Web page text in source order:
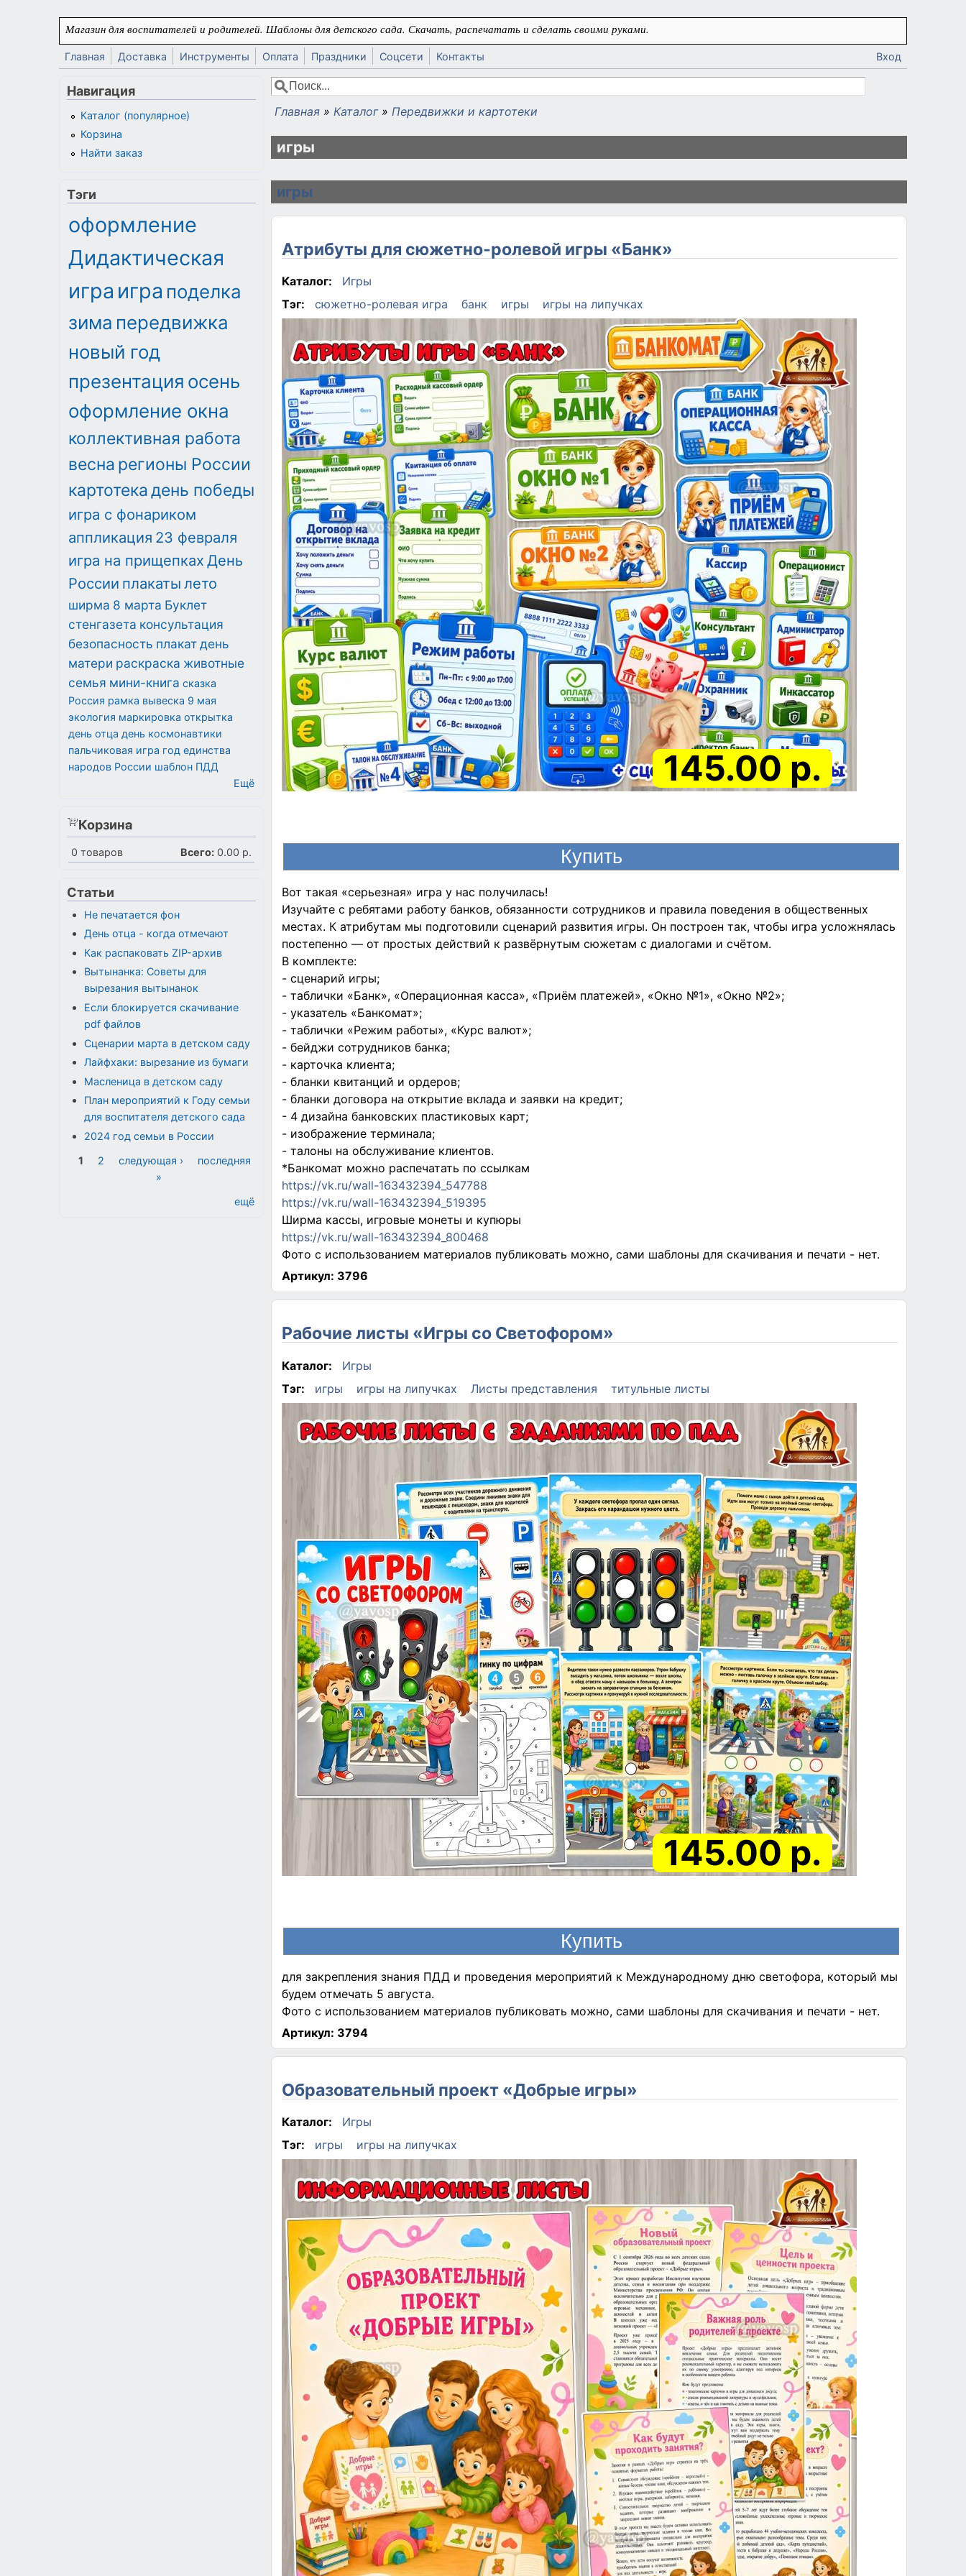
Перейти к основному содержанию
Магазин для воспитателей и родителей. Шаблоны для детского сада. Скачать, распечатать и сделать своими руками.
Главная Доставка Инструменты Оплата Праздники Соцсети Контакты Вход
Форма поиска
Поиск
Вы здесь
Главная » Каталог » Передвижки и картотеки
игры
игры
Атрибуты для сюжетно-ролевой игры «Банк»
Каталог:
Игры
Тэг:
сюжетно-ролевая игра банк игры игры на липучках
145.00 р.
Вот такая «серьезная» игра у нас получилась!
Изучайте с ребятами работу банков, обязанности сотрудников и правила поведения в общественных
местах. К атрибутам мы подготовили сценарий развития игры. Он построен так, чтобы игра усложнялась
постепенно — от простых действий к развёрнутым сюжетам с диалогами и счётом.
В комплекте:
- сценарий игры;
- таблички «Банк», «Операционная касса», «Приём платежей», «Окно №1», «Окно №2»;
- указатель «Банкомат»;
- таблички «Режим работы», «Курс валют»;
- бейджи сотрудников банка;
- карточка клиента;
- бланки квитанций и ордеров;
- бланки договора на открытие вклада и заявки на кредит;
- 4 дизайна банковских пластиковых карт;
- изображение терминала;
- талоны на обслуживание клиентов.
*Банкомат можно распечатать по ссылкам
https://vk.ru/wall-163432394_547788
https://vk.ru/wall-163432394_519395
Ширма кассы, игровые монеты и купюры
https://vk.ru/wall-163432394_800468
Фото с использованием материалов публиковать можно, сами шаблоны для скачивания и печати - нет.
Артикул: 3796
Рабочие листы «Игры со Светофором»
Каталог:
Игры
Тэг:
игры игры на липучках Листы представления титульные листы
145.00 р.
для закрепления знания ПДД и проведения мероприятий к Международному дню светофора, который мы
будем отмечать 5 августа.
Фото с использованием материалов публиковать можно, сами шаблоны для скачивания и печати - нет.
Артикул: 3794
Образовательный проект «Добрые игры»
Каталог:
Игры
Тэг:
игры игры на липучках
Навигация
Каталог (популярное)
Корзина
Найти заказ
Тэги
оформление
Дидактическая
игра игра поделка
зима передвижка
новый год
презентация осень
оформление окна
коллективная работа
весна регионы России
картотекадень победы
игра с фонариком
аппликация 23 февраля
игра на прищепках День
России плакаты лето
ширма 8 марта Буклет
стенгазета консультация
безопасность плакатдень
матери раскраска животные
семья мини-книга сказка
Россия рамка вывеска 9 мая
экология маркировка открытка
день отца день космонавтики
пальчиковая игра год единства
народов России шаблон ПДД
Ещё
Корзина
0 товаров Всего: 0.00 р.
Статьи
Не печатается фон
День отца - когда отмечают
Как распаковать ZIP-архив
Вытынанка: Советы для
вырезания вытынанок
Если блокируется скачивание
pdf файлов
Сценарии марта в детском саду
Лайфхаки: вырезание из бумаги
Масленица в детском саду
План мероприятий к Году семьи
для воспитателя детского сада
2024 год семьи в России
Страницы
1 2 следующая ›
последняя
»
ещё